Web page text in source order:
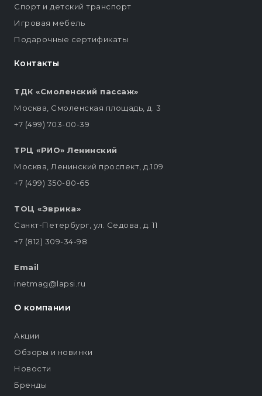
Контакты
ТДК «Смоленский пассаж»
Москва, Смоленская площадь, д. 3
+7 (499) 703-00-39
ТРЦ «РИО» Ленинский
Москва, Ленинский проспект, д.109
+7 (499) 350-80-65
ТОЦ «Эврика»
Санкт-Петербург, ул. Седова, д. 11
+7 (812) 309-34-98
Email
inetmag@lapsi.ru
Спорт и детский транспорт
Игровая мебель
Подарочные сертификаты
О компании
Акции
Обзоры и новинки
Новости
Бренды